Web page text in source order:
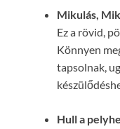
Mikulás,
Ez a rövid,
Könnyen
tapsolnak,
Hull a